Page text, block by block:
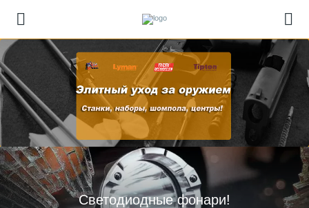
Светодиодные фонари!